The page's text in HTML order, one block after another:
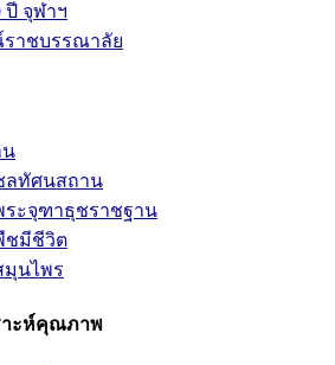
ปี จุฬาฯ
าชบรรณาลัย
น
ทัศนสถาน
ะจุฑาธุชราชฐาน
มีชีวิต
นไพร
าะห์คุณภาพ